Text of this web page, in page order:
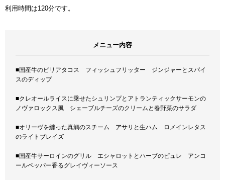
利用時間は120分です。
メニュー内容
■国産牛のビリアタコス フィッシュフリッター ジンジャーとスパイ
スのディップ
■クレオールライスに乗せたシュリンプとアトランティックサーモンの
ノヴァロックス風 シェーブルチーズのクリームと春野菜のサラダ
■オリーヴを纏った真鯛のスチーム アサリと生ハム ロメインレタス
のライトブレイズ
■国産牛サーロインのグリル エシャロットとハーブのピュレ アンコ
ールペッパー香るグレイヴィーソース